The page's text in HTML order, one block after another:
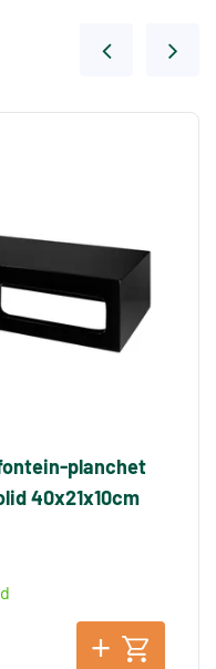
planchet
40x21x10cm